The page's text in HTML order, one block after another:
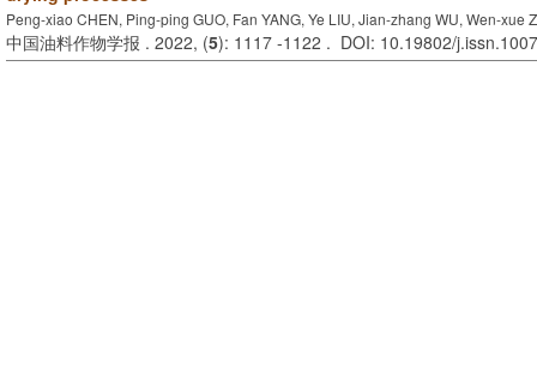
Peng-xiao CHEN, Ping-ping GUO, Fan YANG, Ye LIU, Jian-zhang WU, Wen-xue
中国油料作物学报 . 2022, (5): 1117 -1122 . DOI: 10.19802/